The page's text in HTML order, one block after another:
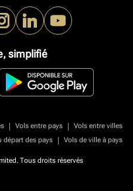
simplifié
| Vols entre pays |
Vols entre villes
départ des pays | Vols de ville à pays
Tous droits réservés